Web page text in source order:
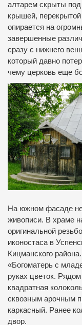
алтарем скрыты под
крышей,
опирается на
завершенные
сразу с нижнего
который давно
чему церковь еще
На южном фасаде
живописи. В храме
оригинальной
иконостаса в
Кицманского
«Богоматерь с
руках цветок.
квадратная
сквозным арочным
каркасный. Ранее
двор.